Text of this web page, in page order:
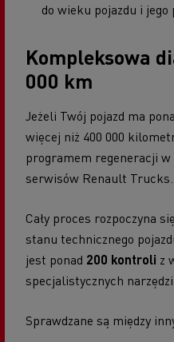
do wieku pojazdu i jego
Kompleksowa
000 km
Jeżeli Twój pojazd ma
więcej niż 400 000
programem regeneracji
serwisów Renault Trucks.
Cały proces rozpoczyna
stanu technicznego
jest ponad 200 kontroli z
specjalistycznych
Sprawdzane są między